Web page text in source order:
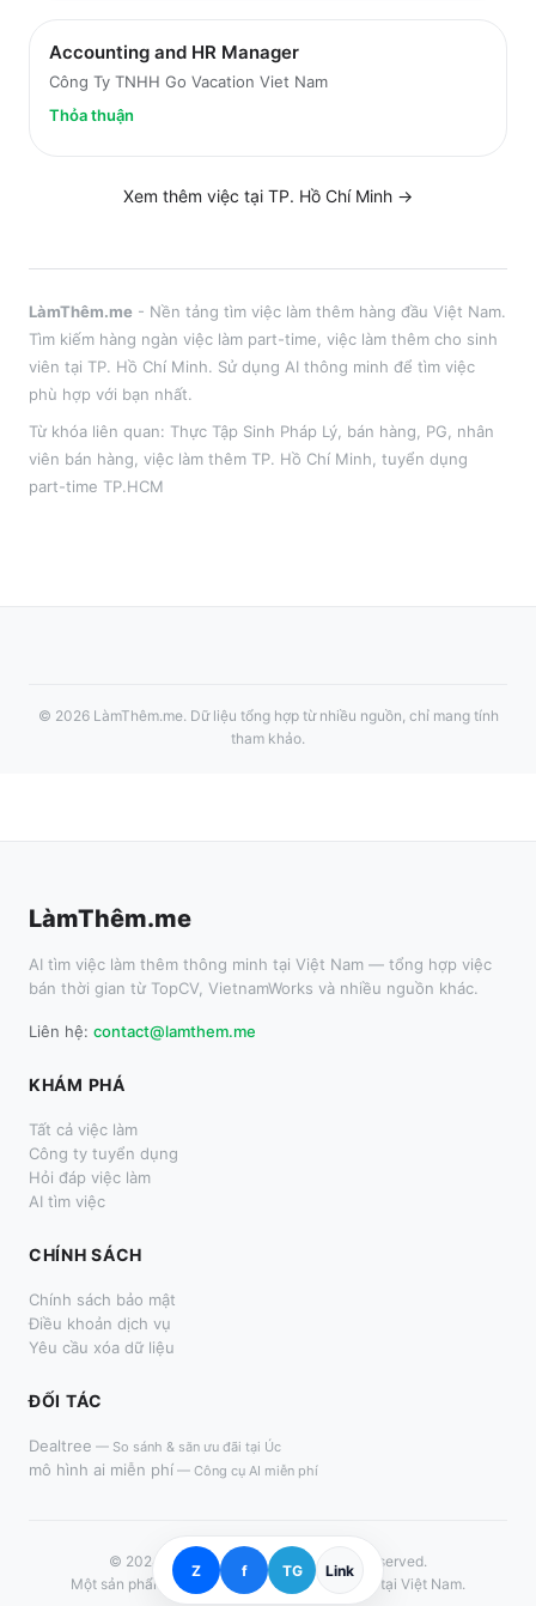
Accounting and HR Manager
Công Ty TNHH Go Vacation Viet Nam
Thỏa thuận
Xem thêm việc tại TP. Hồ Chí Minh →
LàmThêm.me - Nền tảng tìm việc làm thêm hàng đầu Việt Nam.
Tìm kiếm hàng ngàn việc làm part-time, việc làm thêm cho sinh
viên tại TP. Hồ Chí Minh. Sử dụng AI thông minh để tìm việc
phù hợp với bạn nhất.
Từ khóa liên quan: Thực Tập Sinh Pháp Lý bán hàng, PG, nhân
viên bán hàng , việc làm thêm TP. Hồ Chí Minh , tuyển dụng
part-time TP.HCM
© 2026 LàmThêm.me. Dữ liệu tổng hợp từ nhiều nguồn, chỉ mang tính
tham khảo.
Z f TG Link
LàmThêm.me
AI tìm việc làm thêm thông minh tại Việt Nam — tổng hợp việc
bán thời gian từ TopCV, VietnamWorks và nhiều nguồn khác.
Liên hệ: contact@lamthem.me
KHÁM PHÁ
Tất cả việc làm
Công ty tuyển dụng
Hỏi đáp việc làm
AI tìm việc
CHÍNH SÁCH
Chính sách bảo mật
Điều khoản dịch vụ
Yêu cầu xóa dữ liệu
ĐỐI TÁC
Dealtree — So sánh & săn ưu đãi tại Úc
mô hình ai miễn phí — Công cụ AI miễn phí
© 2024– 2026
LàmThêm.me. All rights reserved.
Một sản phẩm dành cho người tìm việc thời vụ tại Việt Nam.